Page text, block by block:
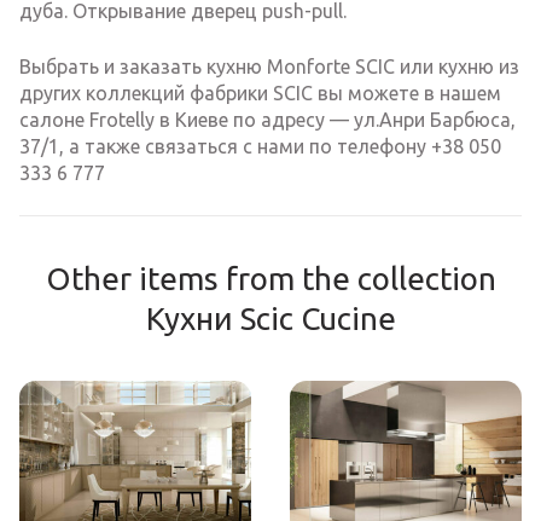
дуба. Открывание дверец push-pull.
Выбрать и заказать кухню Monforte SCIC или кухню из
других коллекций фабрики SCIC вы можете в нашем
салоне Frotelly в Киеве по адресу — ул.Анри Барбюса,
37/1, а также связаться с нами по телефону +38 050
333 6 777
Other items from the collection
Кухни Scic Cucine